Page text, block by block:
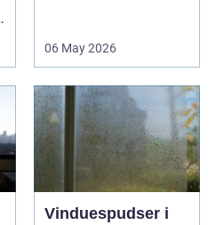
06 May 2026
Vinduespudser i